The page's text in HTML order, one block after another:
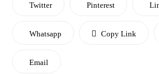
Twitter Pinterest
Whatsapp Copy Link
Email